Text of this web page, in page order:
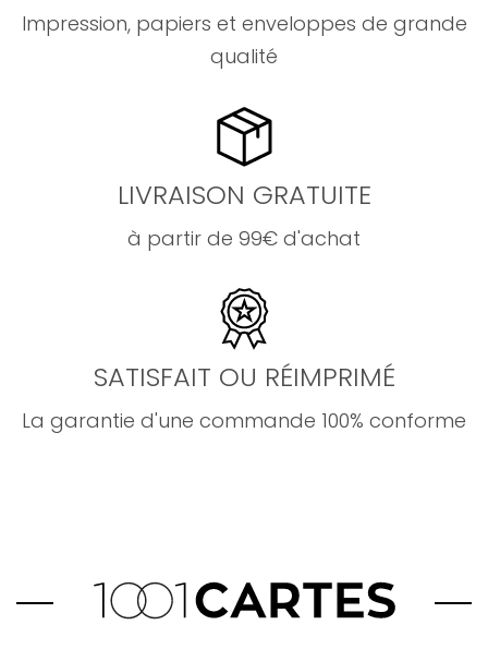
Impression, papiers et enveloppes de grande
qualité
LIVRAISON GRATUITE
à partir de 99€ d'achat
SATISFAIT OU RÉIMPRIMÉ
La garantie d'une commande 100% conforme